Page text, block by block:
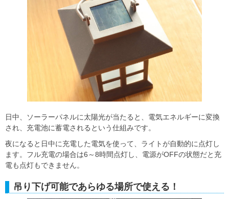
日中、ソーラーパネルに太陽光が当たると、電気エネルギーに変換
され、充電池に蓄電されるという仕組みです。
夜になると日中に充電した電気を使って、ライトが自動的に点灯し
ます。フル充電の場合は6～8時間点灯し、電源がOFFの状態だと充
電も点灯もできません。
吊り下げ可能であらゆる場所で使える！